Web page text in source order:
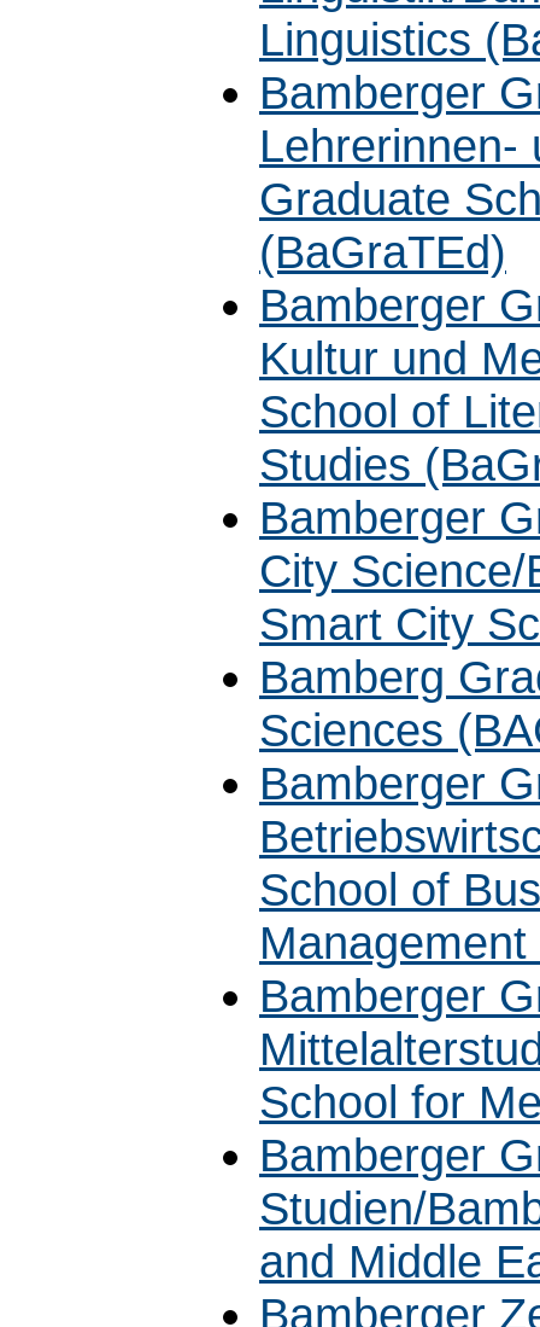
Linguistics
Bamberger
Lehrerinnen-
Graduate
(BaGraTEd)
Bamberger
Kultur und
School of
Studies
Bamberger
City
Smart City
Bamberg
Sciences
Bamberger
School of
Bamberger
School for
Bamberger
Studien/
and Middle
Bamberger